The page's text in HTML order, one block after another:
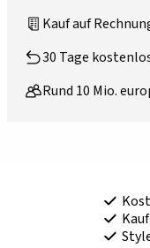
Kauf auf
30 Tage
Rund 10 Mio.